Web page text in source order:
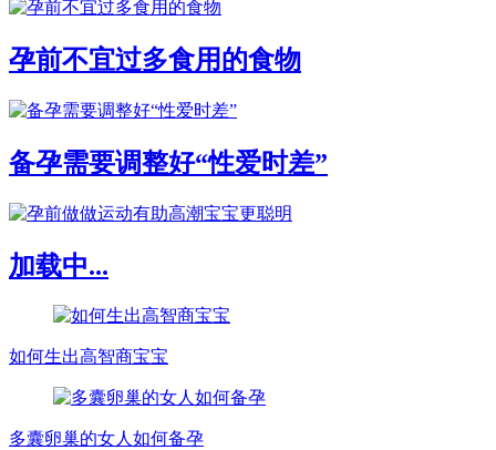
孕前不宜过多食用的食物
备孕需要调整好“性爱时差”
加载中...
如何生出高智商宝宝
多囊卵巢的女人如何备孕